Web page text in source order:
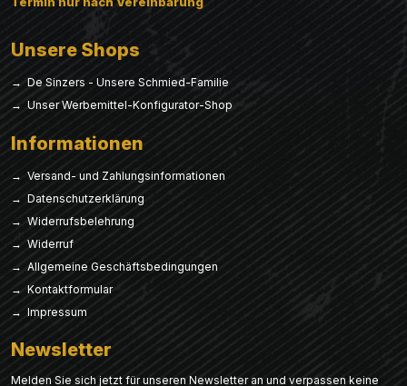
Unsere Shops
→ De Sinzers - Unsere Schmied-Familie
→ Unser Werbemittel-Konfigurator-Shop
Informationen
→ Versand- und Zahlungsinformationen
→ Datenschutzerklärung
→ Widerrufsbelehrung
→ Widerruf
→ Allgemeine Geschäftsbedingungen
→ Kontaktformular
→ Impressum
Newsletter
Melden Sie sich jetzt für unseren Newsletter an und verpassen keine